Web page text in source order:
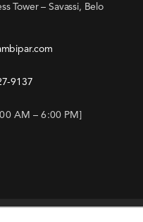
Tower – Savassi, Belo
9137
AM – 6:00 PM]